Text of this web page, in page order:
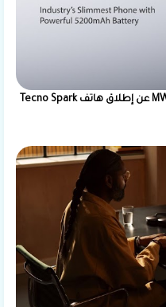
اعلنت شركة Tecno Mobile في مؤتمر MWC عن إطلاق هاتف Tecno Spark